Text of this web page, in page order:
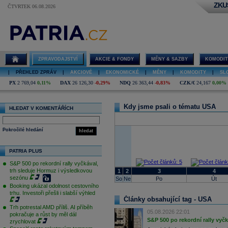
ČTVRTEK 06.08.2026
ZPRAVODAJSTVÍ AKCIE & FONDY MĚNY & SAZBY
PŘEHLED ZPRÁV AKCIOVÉ EKONOMICKÉ MĚNY KOMODITY
PX 2 769,04 0,11% DAX 26 126,30 -0,29% NDQ 26 363,44 -0,83% CZK/€ 24,167 0,00%
HLEDAT V KOMENTÁŘÍCH
hledat
Pokročilé hledání
PATRIA PLUS
S&P 500 po rekordní rally vyčkával,
trh sleduje Hormuz i výsledkovou
sezónu
Booking ukázal odolnost cestovního
trhu. Investoři přešli i slabší výhled
Trh potrestal AMD příliš. AI příběh
pokračuje a růst by měl dál
zrychlovat
Kdy jsme psali o tématu USA
1 2 3
4
So Ne Po Út
Články obsahující tag - USA
05.08.2026 22:01
S&P 500 po rekordní rally